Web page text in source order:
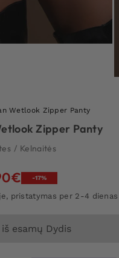
Wetlook Zipper Panty
Zipper Panty
/ Kelnaitės
€Current
-17%
pristatymas per 2-4 dienas